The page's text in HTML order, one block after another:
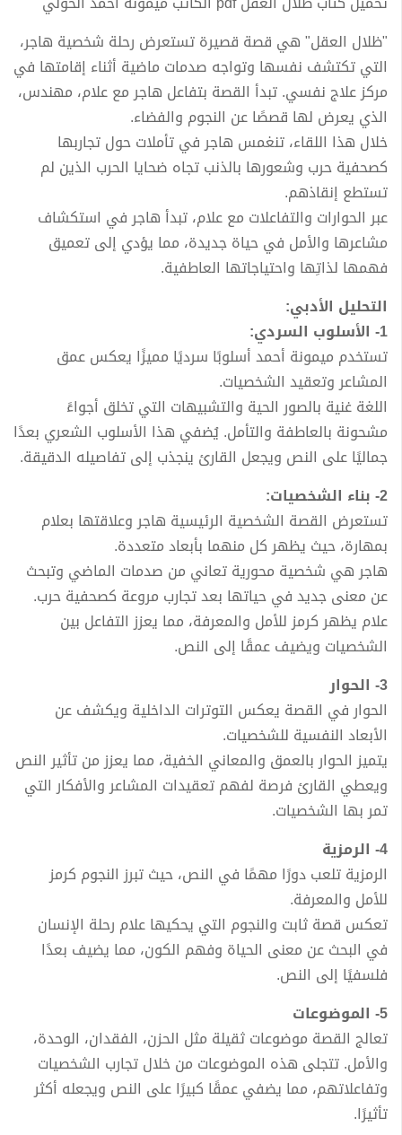
"ظلال العقل" هي قصة قصيرة تستعرض رحلة شخصية هاجر،
التي تكتشف نفسها وتواجه صدمات ماضية أثناء إقامتها في
مركز علاج نفسي. تبدأ القصة بتفاعل هاجر مع علام، مهندس،
الذي يعرض لها قصصًا عن النجوم والفضاء.
خلال هذا اللقاء، تنغمس هاجر في تأملات حول تجاربها
كصحفية حرب وشعورها بالذنب تجاه ضحايا الحرب الذين لم
تستطع إنقاذهم.
عبر الحوارات والتفاعلات مع علام، تبدأ هاجر في استكشاف
مشاعرها والأمل في حياة جديدة، مما يؤدي إلى تعميق
فهمها لذاتِها واحتياجاتها العاطفية.
التحليل الأدبي:
1- الأسلوب السردي:
تستخدم ميمونة أحمد أسلوبًا سرديًا مميزًا يعكس عمق
المشاعر وتعقيد الشخصيات.
اللغة غنية بالصور الحية والتشبيهات التي تخلق أجواءً
مشحونة بالعاطفة والتأمل. يُضفي هذا الأسلوب الشعري بعدًا
جماليًا على النص ويجعل القارئ ينجذب إلى تفاصيله الدقيقة.
2- بناء الشخصيات:
تستعرض القصة الشخصية الرئيسية هاجر وعلاقتها بعلام
بمهارة، حيث يظهر كل منهما بأبعاد متعددة.
هاجر هي شخصية محورية تعاني من صدمات الماضي وتبحث
عن معنى جديد في حياتها بعد تجارب مروعة كصحفية حرب.
علام يظهر كرمز للأمل والمعرفة، مما يعزز التفاعل بين
الشخصيات ويضيف عمقًا إلى النص.
3- الحوار
الحوار في القصة يعكس التوترات الداخلية ويكشف عن
الأبعاد النفسية للشخصيات.
يتميز الحوار بالعمق والمعاني الخفية، مما يعزز من تأثير النص
ويعطي القارئ فرصة لفهم تعقيدات المشاعر والأفكار التي
تمر بها الشخصيات.
4- الرمزية
الرمزية تلعب دورًا مهمًا في النص، حيث تبرز النجوم كرمز
للأمل والمعرفة.
تعكس قصة ثابت والنجوم التي يحكيها علام رحلة الإنسان
في البحث عن معنى الحياة وفهم الكون، مما يضيف بعدًا
فلسفيًا إلى النص.
5- الموضوعات
تعالج القصة موضوعات ثقيلة مثل الحزن، الفقدان، الوحدة،
والأمل. تتجلى هذه الموضوعات من خلال تجارب الشخصيات
وتفاعلاتهم، مما يضفي عمقًا كبيرًا على النص ويجعله أكثر
تأثيرًا.